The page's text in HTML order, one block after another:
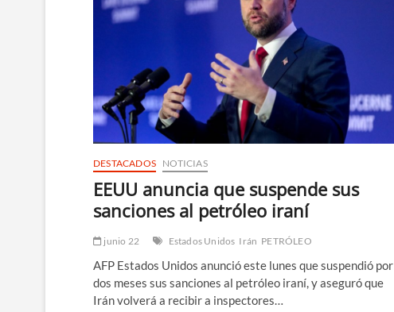
guerra
DESTACADOS NOTICIAS
EEUU anuncia que suspende sus
sanciones al petróleo iraní
junio 22 Estados Unidos Irán PETRÓLEO
AFP Estados Unidos anunció este lunes que suspendió por
dos meses sus sanciones al petróleo iraní, y aseguró que
Irán volverá a recibir a inspectores…